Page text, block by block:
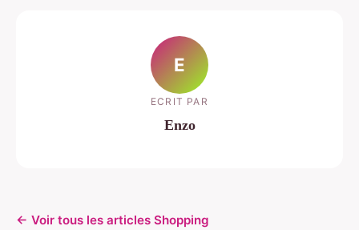
E
ECRIT PAR
Enzo
← Voir tous les articles Shopping